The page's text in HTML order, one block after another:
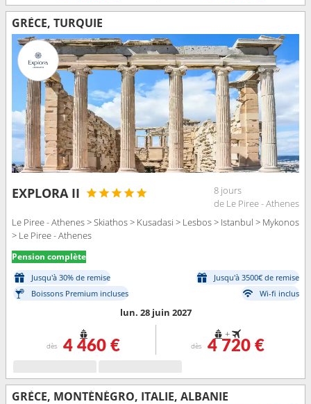
GRÈCE, TURQUIE
EXPLORA II
8 jours
de Le Piree - Athenes
Le Piree - Athenes > Skiathos > Kusadasi > Lesbos > Istanbul > Mykonos
> Le Piree - Athenes
Pension complète
Jusqu'à 30% de remise
Jusqu'à 3500€ de remise
Boissons Premium incluses
Wi-fi inclus
lun. 28 juin 2027
dès 4 460 €
+
dès 4 720 €
GRÈCE, MONTÉNÉGRO, ITALIE, ALBANIE